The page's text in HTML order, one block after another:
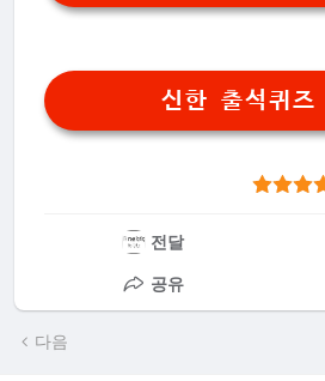
신한 출석퀴즈
전달
공유
다음